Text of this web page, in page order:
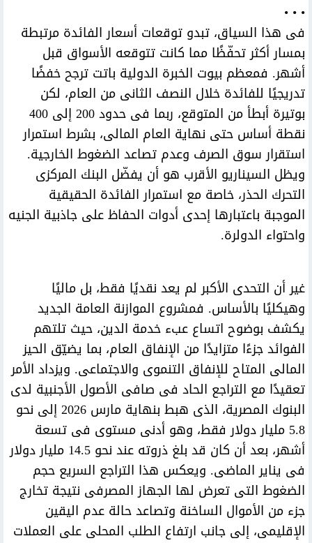
• • •
فى هذا السياق، تبدو توقعات أسعار الفائدة مرتبطة
بمسار أكثر تحفّظًا مما كانت تتوقعه الأسواق قبل
أشهر. فمعظم بيوت الخبرة الدولية باتت ترجح خفضًا
تدريجيًا للفائدة خلال النصف الثانى من العام، لكن
بوتيرة أبطأ من المتوقع، ربما فى حدود 200 إلى 400
نقطة أساس حتى نهاية العام المالى، بشرط استمرار
استقرار سوق الصرف وعدم تصاعد الضغوط الخارجية.
ويظل السيناريو الأقرب هو أن يفضّل البنك المركزى
التحرك الحذر، خاصة مع استمرار الفائدة الحقيقية
الموجبة باعتبارها إحدى أدوات الحفاظ على جاذبية الجنيه
واحتواء الدولرة.
غير أن التحدى الأكبر لم يعد نقديًا فقط، بل ماليًا
وهيكليًا بالأساس. فمشروع الموازنة العامة الجديد
يكشف بوضوح اتساع عبء خدمة الدين، حيث تلتهم
الفوائد جزءًا متزايدًا من الإنفاق العام، بما يضيّق الحيز
المالى المتاح للإنفاق التنموى والاجتماعى. ويزداد الأمر
تعقيدًا مع التراجع الحاد فى صافى الأصول الأجنبية لدى
البنوك المصرية، الذى هبط بنهاية مارس 2026 إلى نحو
5.8 مليار دولار فقط، وهو أدنى مستوى فى تسعة
أشهر، بعد أن كان قد بلغ ذروته عند نحو 14.5 مليار دولار
فى يناير الماضى. ويعكس هذا التراجع السريع حجم
الضغوط التى تعرض لها الجهاز المصرفى نتيجة تخارج
جزء من الأموال الساخنة وتصاعد حالة عدم اليقين
الإقليمى، إلى جانب ارتفاع الطلب المحلى على العملات